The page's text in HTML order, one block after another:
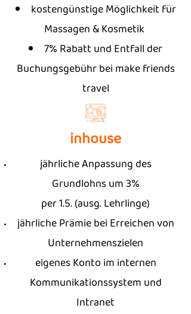
kostengünstige Möglichkeit für
Massagen & Kosmetik
7% Rabatt und Entfall der
Buchungsgebühr bei make friends
travel
inhouse
jährliche Anpassung des
Grundlohns um 3%
per 1.5. (ausg. Lehrlinge)
jährliche Prämie bei Erreichen von
Unternehmenszielen
eigenes Konto im internen
Kommunikationssystem und
Intranet